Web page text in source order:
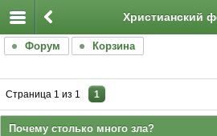
Христианский
Форум Корзина
Страница 1 из 1 1
Почему столько много зла?